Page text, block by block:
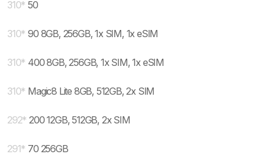
310* 50
310* 90 8GB, 256GB, 1x SIM, 1x eSIM
310* 400 8GB, 256GB, 1x SIM, 1x eSIM
310* Magic8 Lite 8GB, 512GB, 2x SIM
292* 200 12GB, 512GB, 2x SIM
291* 70 256GB